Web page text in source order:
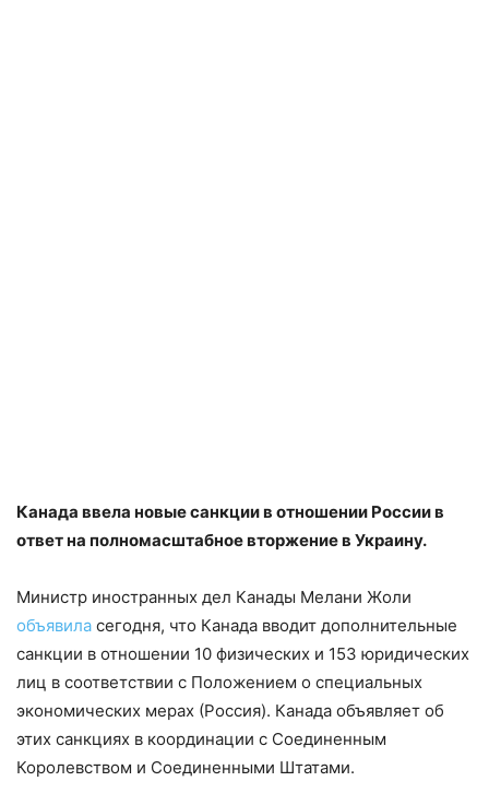
Канада ввела новые санкции в отношении России в
ответ на полномасштабное вторжение в Украину.
Министр иностранных дел Канады Мелани Жоли
объявила сегодня, что Канада вводит дополнительные
санкции в отношении 10 физических и 153 юридических
лиц в соответствии с Положением о специальных
экономических мерах (Россия). Канада объявляет об
этих санкциях в координации с Соединенным
Королевством и Соединенными Штатами.